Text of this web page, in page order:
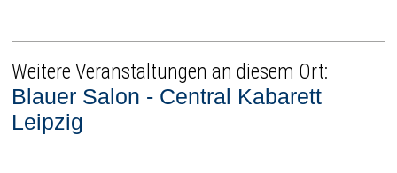
Weitere Veranstaltungen an diesem Ort:
Blauer Salon - Central Kabarett
Leipzig